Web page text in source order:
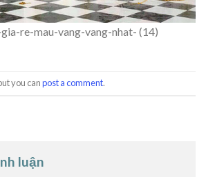
re-mau-vang-vang-nhat- (14)
you canpost a comment.
luận